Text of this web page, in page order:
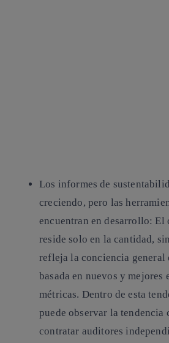
Los informes de
creciendo, pero las
encuentran en desarrollo:El
reside solo en la cantidad,
refleja la conciencia general
basada en nuevos y mejores
métricas. Dentro de esta
puede observar la tendencia
contratar auditores